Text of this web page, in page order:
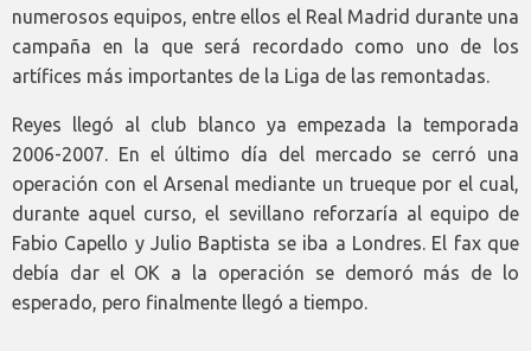
numerosos equipos, entre ellos el Real Madrid durante una
campaña en la que será recordado como uno de los
artífices más importantes de la Liga de las remontadas.
Reyes llegó al club blanco ya empezada la temporada
2006-2007. En el último día del mercado se cerró una
operación con el Arsenal mediante un trueque por el cual,
durante aquel curso, el sevillano reforzaría al equipo de
Fabio Capello y Julio Baptista se iba a Londres. El fax que
debía dar el OK a la operación se demoró más de lo
esperado, pero finalmente llegó a tiempo.